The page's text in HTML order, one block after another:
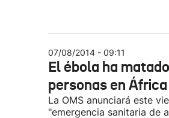
07/08/2014 - 09:11
El ébola ha
personas en
La OMS anunciará este
"emergencia sanitaria de